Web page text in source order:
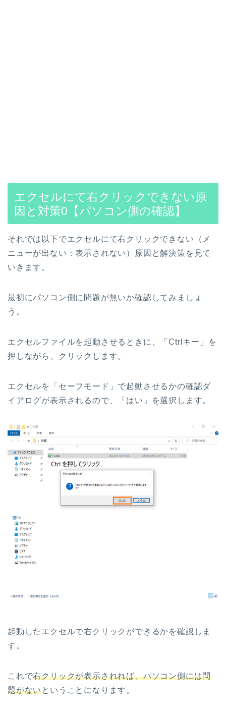
エクセルにて右クリックできない原
因と対策0【パソコン側の確認】
それでは以下でエクセルにて右クリックできない（メ
ニューが出ない：表示されない）原因と解決策を見て
いきます。
最初にパソコン側に問題が無いか確認してみましょ
う。
エクセルファイルを起動させるときに、「Ctrlキー」を
押しながら、クリックします。
エクセルを「セーフモード」で起動させるかの確認ダ
イアログが表示されるので、「はい」を選択します。
起動したエクセルで右クリックができるかを確認しま
す。
これで右クリックが表示されれば、パソコン側には問
題がないということになります。